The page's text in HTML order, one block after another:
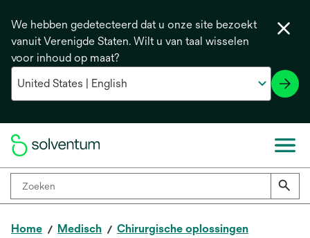
We hebben gedetecteerd dat u onze site bezoekt
vanuit Verenigde Staten. Wilt u van taal wisselen
voor inhoud op maat?
Home Medisch
Chirurgische oplossingen